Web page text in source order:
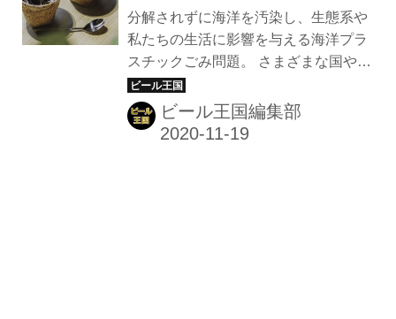
ク削減。アサヒビールがフ
ードメニューと合わせて試
験運用中！
分解されずに海洋を汚染し、生態系や
私たちの生活に影響を与える海洋プラ
スチックごみ問題。 さまざまな国や企
業がプラスチック削減の取り組む中、
アサヒビールが、国産のじゃがいもで
ん粉を原料とした食べられるコップ
ビール王国編集部